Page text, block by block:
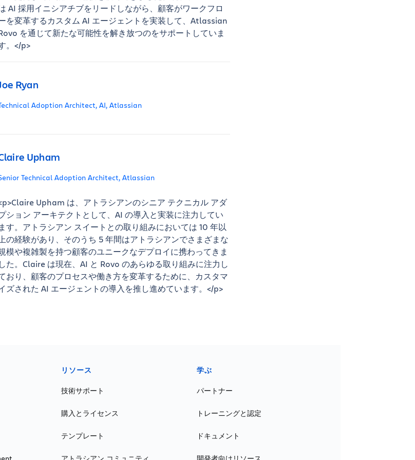
AI 採用イニシアチブをリードしながら、顧客がワークフロ
を変革するカスタム AI エージェントを実装して、Atlassian
を通じて新たな可能性を解き放つのをサポートしていま
。</p>
Ryan
Adoption Architect, AI, Atlassian
Upham
Technical Adoption Architect, Atlassian
Upham は、アトラシアンのシニア テクニカル アダ
ション アーキテクトとして、AI の導入と実装に注力してい
ます。アトラシアン スイートとの取り組みにおいては 10 年以
上の経験があり、そのうち 5 年間はアトラシアンでさまざまな
模や複雑製を持つ顧客のユニークなデプロイに携わってきま
した。Claire は現在、AI と Rovo のあらゆる取り組みに注力し
おり、顧客のプロセスや働き方を変革するために、カスタマ
ズされた AI エージェントの導入を推し進めています。</p>
リソース
技術サポート
購入とライセンス
テンプレート
学ぶ
パートナー
トレーニングと認定
ドキュメント